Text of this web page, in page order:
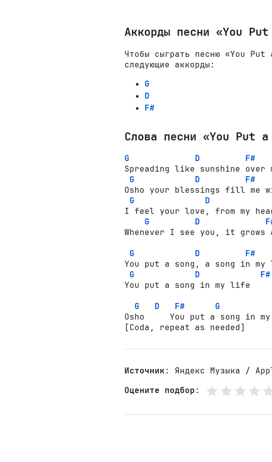
Аккорды песни «You
Чтобы сыграть песню «You
следующие аккорды:
G
D
F#
Слова песни «You Put
G D
F#
Spreading like sunshine over
G
D F#
Osho your blessings fill me
G
D
I feel your love, from my
G
D
Whenever I see you, it grows
G
D F#
You put a song, a song
G
D F#
You put a song in my
G
D F# G
Osho     You put a song in
[Coda, repeat as needed]
Источник: Яндекс Музыка /
Оцените подбор: